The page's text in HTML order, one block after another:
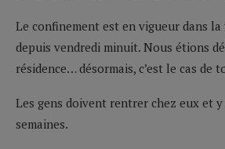
Le confinement est en vigueur dans la
depuis vendredi minuit. Nous étions
résidence… désormais, c’est le cas de
Les gens doivent rentrer chez eux et
semaines.